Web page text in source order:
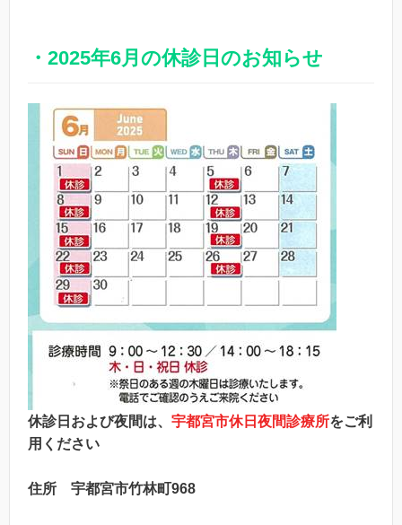
・2025年6月の休診日のお知らせ
休診日および夜間は、 宇都宮市休日夜間診療所をご利
用ください
住所 宇都宮市竹林町968